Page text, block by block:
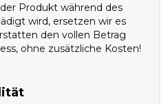
Produkt während des
wird, ersetzen wir es
den vollen Betrag
ohne zusätzliche Kosten!